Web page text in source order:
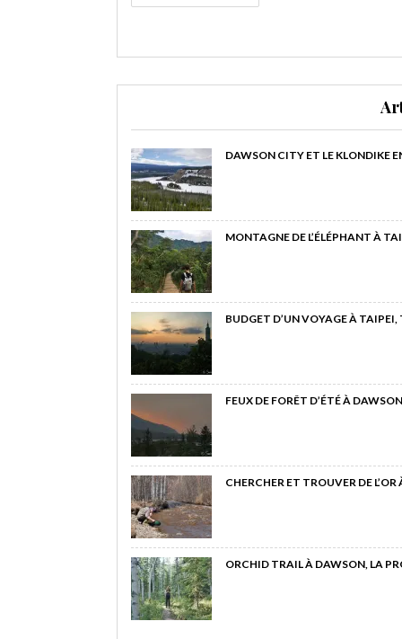
DAWSON CITY ET LE KLONDIKE
MONTAGNE DE L’ÉLÉPHANT À
BUDGET D’UN VOYAGE À
FEUX DE FORÊT D’ÉTÉ À
CHERCHER ET TROUVER DE
ORCHID TRAIL À DAWSON, LA